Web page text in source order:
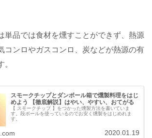
単品では食材を燻すことができず、熱源
コンロやガスコンロ、炭などが熱源の有
スモークチップとダンボール箱で燻製料理をはじ
めよう 【徹底解説】はやい、やすい、おてがる
【 スモークチップ 】をつかった燻製方法を書いていま
す。段ボールを使っているのでお安く燻製をはじめれま
す。
2020.01.19